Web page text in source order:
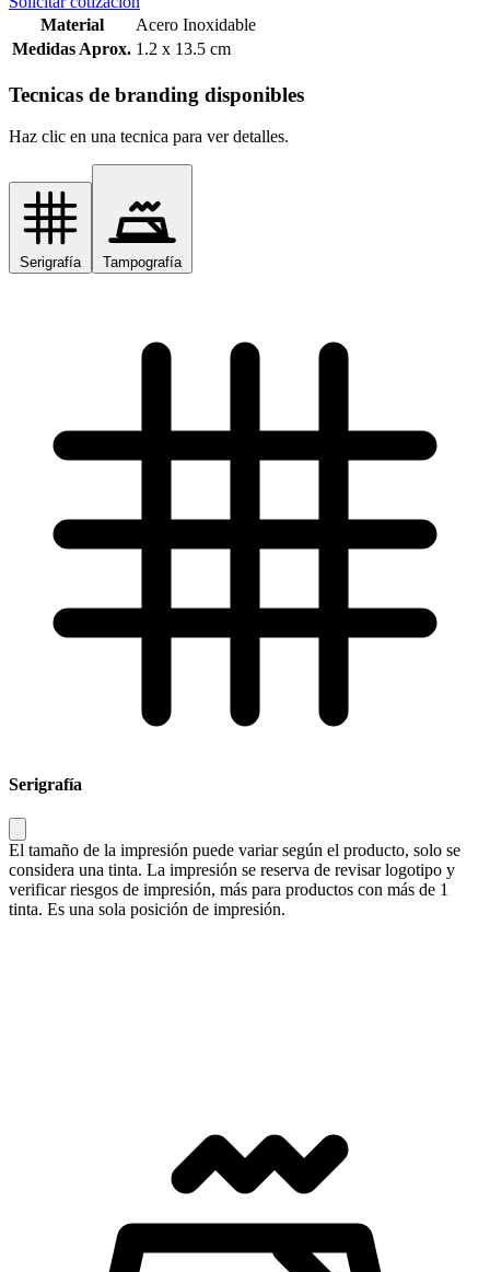
Material
Acero Inoxidable
Medidas Aprox. 1.2 x 13.5 cm
Tecnicas de branding disponibles
Haz clic en una tecnica para ver detalles.
Serigrafía Tampografía
Serigrafía
El tamaño de la impresión puede variar según el producto, solo se
considera una tinta. La impresión se reserva de revisar logotipo y
verificar riesgos de impresión, más para productos con más de 1
tinta. Es una sola posición de impresión.